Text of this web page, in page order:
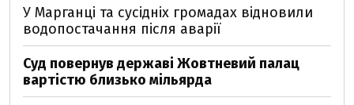
У Марганці та сусідніх громадах відновили
водопостачання після аварії
Суд повернув державі Жовтневий палац
вартістю близько мільярда